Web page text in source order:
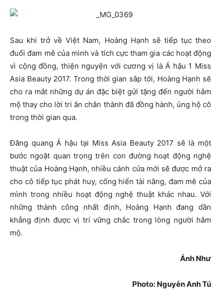
Sau khi trở về Việt Nam, Hoàng Hạnh sẽ tiếp tục theo
đuổi đam mê của mình và tích cực tham gia các hoạt động
vì cộng đồng, thiện nguyện với cương vị là Á hậu 1 Miss
Asia Beauty 2017. Trong thời gian sắp tới, Hoàng Hạnh sẽ
cho ra mắt những dự án đặc biệt gửi tặng đến người hâm
mộ thay cho lời tri ân chân thành đã đồng hành, ủng hộ cô
trong thời gian qua.
Đăng quang Á hậu tại Miss Asia Beauty 2017 sẽ là một
bước ngoặt quan trọng trên con đường hoạt động nghệ
thuật của Hoàng Hạnh, nhiều cánh cửa mới sẽ được mở ra
cho cô tiếp tục phát huy, cống hiến tài năng, đam mê của
mình trong nhiều hoạt động nghệ thuật khác nhau. Với
những thành công nhất định, Hoàng Hạnh đang dần
khẳng định được vị trí vững chắc trong lòng người hâm
mộ.
Ánh Như
Photo: Nguyễn Anh Tú